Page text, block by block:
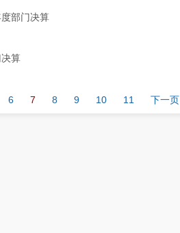
部门决算
算
6 7 8 9 10 11 下一页